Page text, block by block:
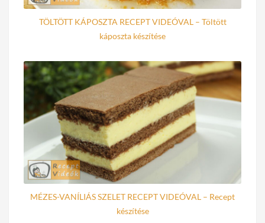
TÖLTÖTT KÁPOSZTA RECEPT VIDEÓVAL – Töltött
káposzta készítése
MÉZES-VANÍLIÁS SZELET RECEPT VIDEÓVAL – Recept
készítése